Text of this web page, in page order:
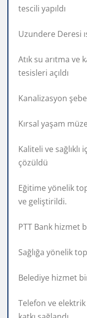
tescili yapıldı
Uzundere Deresi
Atık su arıtma ve
tesisleri açıldı
Kanalizasyon
Kırsal yaşam
Kaliteli ve
çözüldü
Eğitime yönelik
ve geliştirildi.
PTT Bank hizmet
Sağlığa yönelik
Belediye hizmet
Telefon ve elektrik